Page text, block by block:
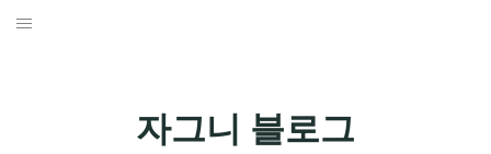
Skip
자그니 블로그